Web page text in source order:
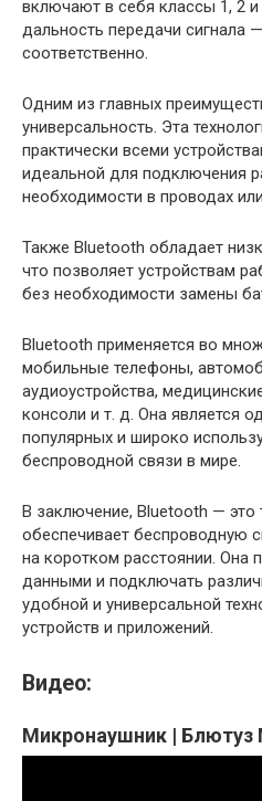
включают в себя классы 1, 2
дальность передачи сигнала
соответственно.
Одним из главных
универсальность. Эта
практически всеми
идеальной для подключения
необходимости в проводах
Также Bluetooth обладает
что позволяет устройствам
без необходимости замены
Bluetooth применяется во
мобильные телефоны,
аудиоустройства,
консоли и т. д. Она является
популярных и широко
беспроводной связи в мире.
В заключение, Bluetooth — это
обеспечивает беспроводную
на коротком расстоянии. Она
данными и подключать
удобной и универсальной
устройств и приложений.
Видео:
Микронаушник | Блютуз